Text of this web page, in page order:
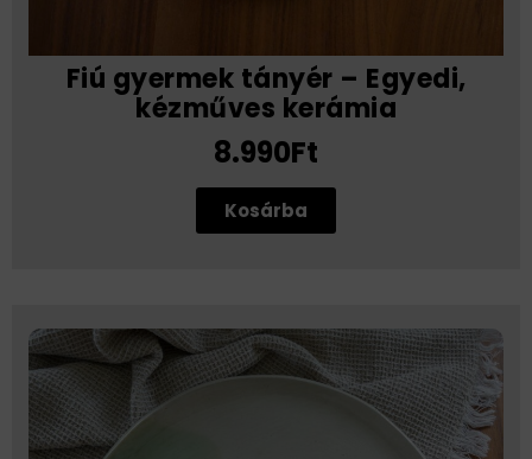
Fiú gyermek tányér – Egyedi,
kézműves kerámia
8.990Ft
Kosárba